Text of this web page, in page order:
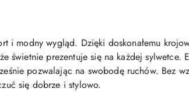
i modny wygląd. Dzięki doskonałemu
świetnie prezentuje się na każdej sylwetce.
pozwalając na swobodę ruchów. Bez
się dobrze i stylowo.